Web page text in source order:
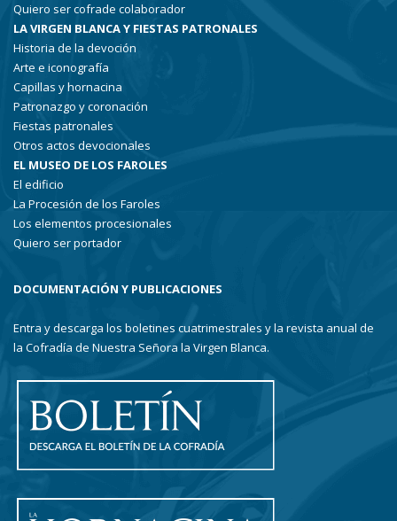
Quiero ser cofrade colaborador
LA VIRGEN BLANCA Y FIESTAS PATRONALES
Historia de la devoción
Arte e iconografía
Capillas y hornacina
Patronazgo y coronación
Fiestas patronales
Otros actos devocionales
EL MUSEO DE LOS FAROLES
El edificio
La Procesión de los Faroles
Los elementos procesionales
Quiero ser portador
DOCUMENTACIÓN Y PUBLICACIONES
Entra y descarga los boletines cuatrimestrales y la revista anual de
la Cofradía de Nuestra Señora la Virgen Blanca.